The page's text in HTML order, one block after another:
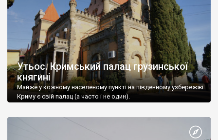
Утьос. Кримський палац грузинської
княгині
Майже у кожному населеному пункті на південному узбережжі
Криму є свій палац (а часто і не один).